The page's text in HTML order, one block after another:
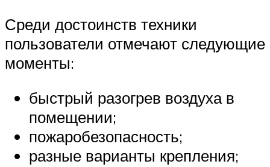
Среди достоинств техники
пользователи отмечают следующие
моменты:
быстрый разогрев воздуха в
помещении;
пожаробезопасность;
разные варианты крепления;